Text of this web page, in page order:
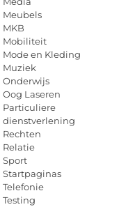
Meubels
MKB
Mobiliteit
Mode en Kleding
Muziek
Onderwijs
Oog Laseren
Particuliere
dienstverlening
Rechten
Relatie
Sport
Startpaginas
Telefonie
Testing